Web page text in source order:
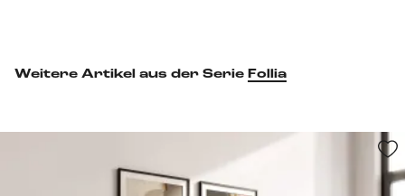
Weitere Artikel aus der Serie Follia